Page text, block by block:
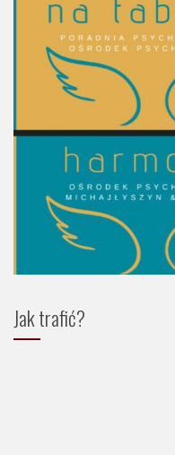
Jak trafić?